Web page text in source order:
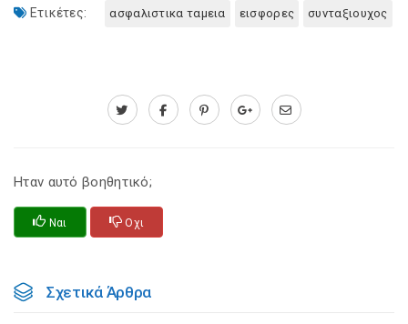
Ετικέτες: ασφαλιστικα ταμεια εισφορες συνταξιουχος
Ηταν αυτό βοηθητικό;
Ναι Οχι
Σχετικά Άρθρα